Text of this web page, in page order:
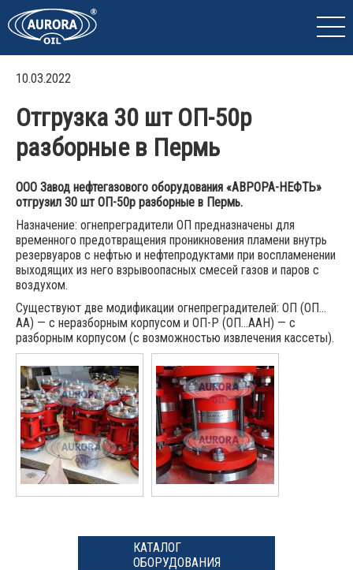
10.03.2022
Отгрузка 30 шт ОП-50р
разборные в Пермь
ООО Завод нефтегазового оборудования «АВРОРА-НЕФТЬ»
отгрузил 30 шт ОП-50р разборные в Пермь.
Назначение: огнепреградители ОП предназначены для
временного предотвращения проникновения пламени внутрь
резервуаров с нефтью и нефтепродуктами при воспламенении
выходящих из него взрывоопасных смесей газов и паров с
воздухом.
Существуют две модификации огнепреградителей: ОП (ОП…
АА) — с неразборным корпусом и ОП-Р (ОП…ААН) — с
разборным корпусом (с возможностью извлечения кассеты).
КАТАЛОГ
ОБОРУДОВАНИЯ